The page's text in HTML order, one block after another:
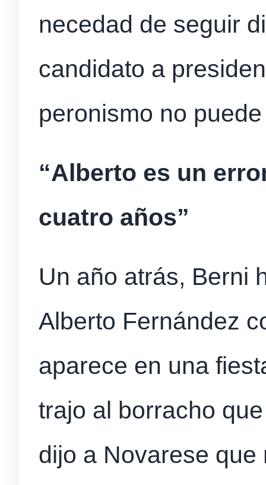
necedad de seguir
candidato a
peronismo no
“Alberto es un
cuatro años”
Un año atrás, Berni
Alberto Fernández
aparece en una
trajo al borracho
dijo a Novarese